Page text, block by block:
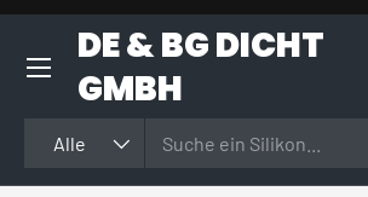
DIREKT ZUM INHALT
DE & BG DICHT
GMBH
Alle